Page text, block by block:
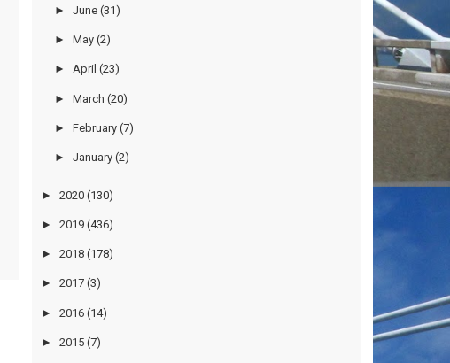
►June (31)
►May (2)
►April (23)
►March (20)
►February (7)
►January (2)
► 2020 (130)
► 2019 (436)
► 2018 (178)
► 2017 (3)
► 2016 (14)
► 2015 (7)